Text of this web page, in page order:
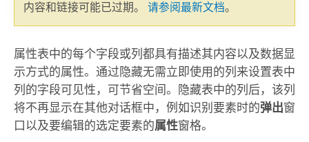
内容和链接可能已过期。 请参阅最新文档。
属性表中的每个字段或列都具有描述其内容以及数据显
示方式的属性。通过隐藏无需立即使用的列来设置表中
列的字段可见性，可节省空间。隐藏表中的列后，该列
将不再显示在其他对话框中，例如识别要素时的弹出窗
口以及要编辑的选定要素的属性窗格。